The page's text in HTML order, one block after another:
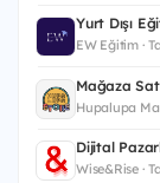
Yurt Dışı
EW Eğitim ·
Mağaza
Hupalupa
Dijital
Wise&Rise ·